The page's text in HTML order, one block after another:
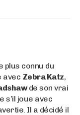
plus connu du
avec Zebra Katz,
de son vrai
s’il joue avec
Il a décidé il